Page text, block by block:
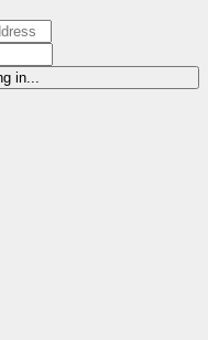
in...